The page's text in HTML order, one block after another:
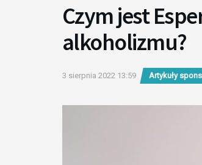
Czym jest
alkoholizmu?
3 sierpnia 2022 13:59 Artykuły